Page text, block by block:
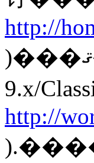
http://
)���ޤ���Mac OS
http://